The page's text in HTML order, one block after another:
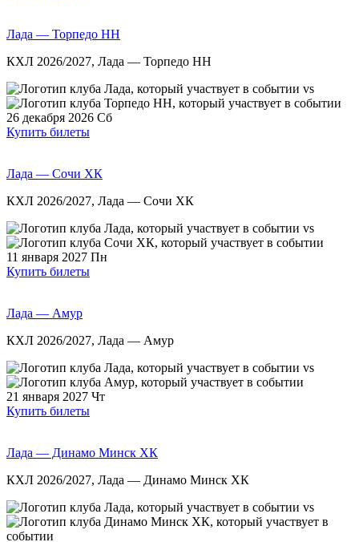
Лада — Торпедо НН
КХЛ 2026/2027, Лада — Торпедо НН
vs
26 декабря 2026 Сб
Купить билеты
Лада — Сочи ХК
КХЛ 2026/2027, Лада — Сочи ХК
vs
11 января 2027 Пн
Купить билеты
Лада — Амур
КХЛ 2026/2027, Лада — Амур
vs
21 января 2027 Чт
Купить билеты
Лада — Динамо Минск ХК
КХЛ 2026/2027, Лада — Динамо Минск ХК
vs